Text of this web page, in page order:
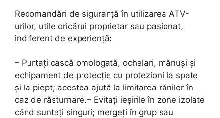
Recomandări de siguranță în utilizarea ATV-
urilor, utile oricărui proprietar sau pasionat,
indiferent de experiență:
– Purtați cască omologată, ochelari, mănuși și
echipament de protecție cu protezioni la spate
și la piept; acestea ajută la limitarea rănilor în
caz de răsturnare.– Evitați ieșirile în zone izolate
când sunteți singuri; mergeți în grup sau